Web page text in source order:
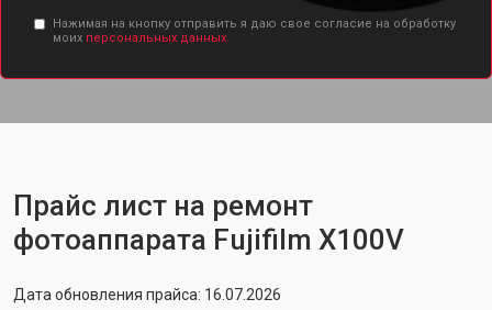
Нажимая на кнопку отправить я даю свое согласие на обработку
моих персональных данных.
Прайс лист на ремонт
фотоаппарата Fujifilm X100V
Дата обновления прайса: 16.07.2026